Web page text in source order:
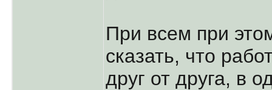
При всем при
сказать, что
друг от друга, в